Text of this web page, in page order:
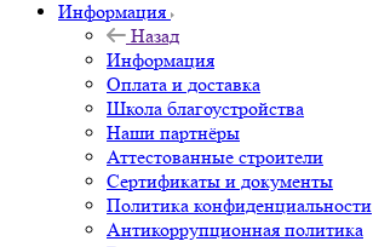
Информация
Назад
Информация
Оплата и доставка
Школа благоустройства
Наши партнёры
Аттестованные строители
Сертификаты и документы
Политика конфиденциальности
Антикоррупционная политика